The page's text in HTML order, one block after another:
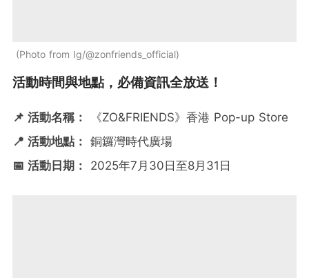
Photo from Ig/@zonfriends_official
活動時間與地點，必備資訊全放送！
📌 活動名稱：
《ZO&FRIENDS》香港 Pop-up Store
📍 活動地點： 銅鑼灣時代廣場
📅 活動日期：
2025年7月30日至8月31日